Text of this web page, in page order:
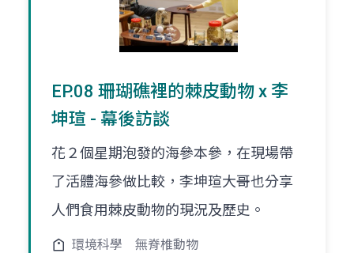
EP.08 珊瑚礁裡的棘皮動物 x 李
坤瑄 - 幕後訪談
花２個星期泡發的海參本參，在現場帶
了活體海參做比較，李坤瑄大哥也分享
人們食用棘皮動物的現況及歷史。
環境科學 無脊椎動物